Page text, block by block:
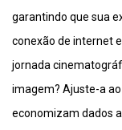
garantindo que sua
conexão de internet
jornada
imagem? Ajuste-a
economizam dados